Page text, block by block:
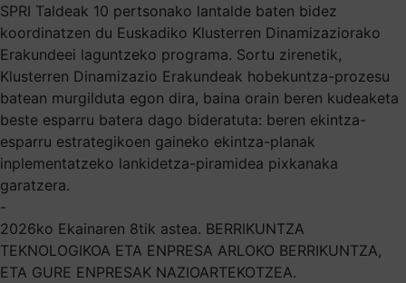
SPRI Taldeak 10 pertsonako lantalde baten bidez
koordinatzen du Euskadiko Klusterren Dinamizaziorako
Erakundeei laguntzeko programa. Sortu zirenetik,
Klusterren Dinamizazio Erakundeak hobekuntza-prozesu
batean murgilduta egon dira, baina orain beren kudeaketa
beste esparru batera dago bideratuta: beren ekintza-
esparru estrategikoen gaineko ekintza-planak
inplementatzeko lankidetza-piramidea pixkanaka
garatzera.
-
2026ko Ekainaren 8tik astea. BERRIKUNTZA
TEKNOLOGIKOA ETA ENPRESA ARLOKO BERRIKUNTZA,
ETA GURE ENPRESAK NAZIOARTEKOTZEA.